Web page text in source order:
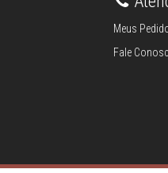
Meus
Fale